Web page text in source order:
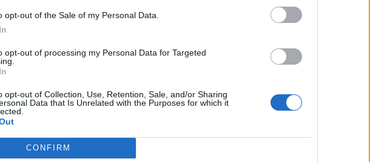
opt-out of the Sale of my Personal Data.
opt-out of processing my Personal Data for Targeted
opt-out of Collection, Use, Retention, Sale, and/or Sharing
Data that Is Unrelated with the Purposes for which it
CONFIRM
του Ομίλου H&M μας, τόσο στα φυσικά καταστήματά μας όσο
HOME, & Other Stories και ARKET).
για το πρόγραμμα
Η αγγελία έχει λήξει.
θέσεις της Η&Μ πατώντας εδώ